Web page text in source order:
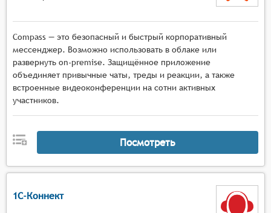
Compass — это безопасный и быстрый корпоративный
мессенджер. Возможно использовать в облаке или
развернуть on-premise. Защищённое приложение
объединяет привычные чаты, треды и реакции, а также
встроенные видеоконференции на сотни активных
участников.
Посмотреть
1С-Коннект